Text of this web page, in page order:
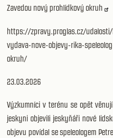
Zavedou nový prohlídkový okruh
https://zpravy.proglas.cz/
vydava-nove-objevy-rika-
okruh/
23.03.2026
Výzkumníci v terénu se opět
jeskyni objevili jeskyňáři nové
objevu povídal se speleologem